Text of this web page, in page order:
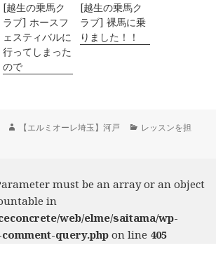
[越生の乗馬ク
ラブ] ホースフ
ェスティバルに
行ってしまった
ので
[越生の乗馬ク
ラブ] 裸馬に乗
りました！！
作【エルミオーレ埼玉】河戸
カ
レッスンを担
must be an array or an object
in
web/elme/saitama/wp-
query.php on line 405